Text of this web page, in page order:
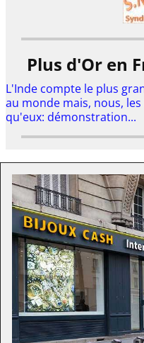
Plus d'Or en
L'Inde compte le plus
au monde mais, nous,
qu'eux: démonstration...